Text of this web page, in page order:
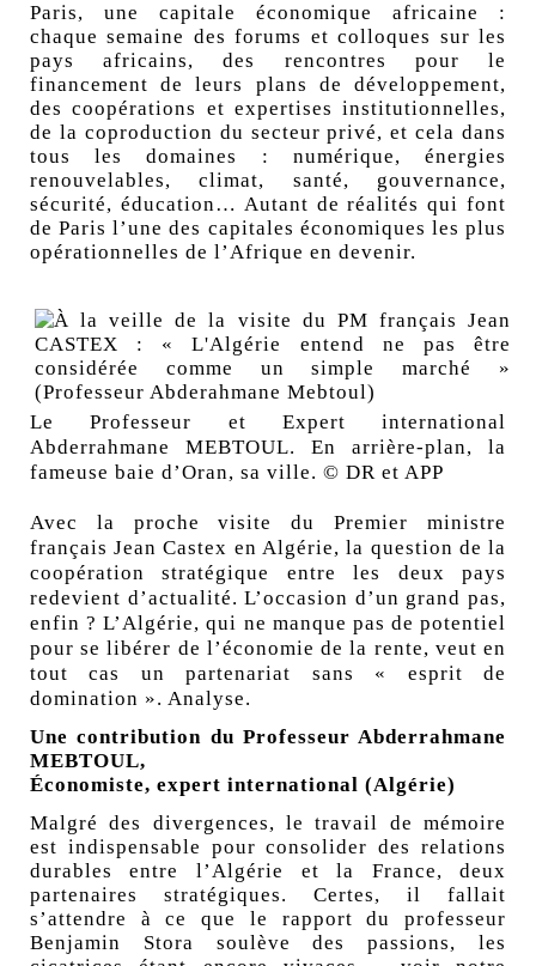
Paris, une capitale économique africaine :
chaque semaine des forums et colloques sur les
pays africains, des rencontres pour le
financement de leurs plans de développement,
des coopérations et expertises institutionnelles,
de la coproduction du secteur privé, et cela dans
tous les domaines : numérique, énergies
renouvelables, climat, santé, gouvernance,
sécurité, éducation… Autant de réalités qui font
de Paris l’une des capitales économiques les plus
opérationnelles de l’Afrique en devenir.
Le Professeur et Expert international
Abderrahmane MEBTOUL. En arrière-plan, la
fameuse baie d’Oran, sa ville. © DR et APP
Avec la proche visite du Premier ministre
français Jean Castex en Algérie, la question de la
coopération stratégique entre les deux pays
redevient d’actualité. L’occasion d’un grand pas,
enfin ? L’Algérie, qui ne manque pas de potentiel
pour se libérer de l’économie de la rente, veut en
tout cas un partenariat sans «
esprit de
domination ». Analyse.
Une contribution du Professeur Abderrahmane
MEBTOUL,
Économiste, expert international (Algérie)
Malgré des divergences, le travail de mémoire
est indispensable pour consolider des relations
durables entre l’Algérie et la France, deux
partenaires stratégiques. Certes, il fallait
s’attendre à ce que le rapport du professeur
Benjamin Stora soulève des passions, les